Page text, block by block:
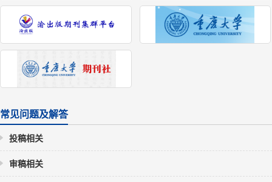
常见问题及解答
投稿相关
审稿相关